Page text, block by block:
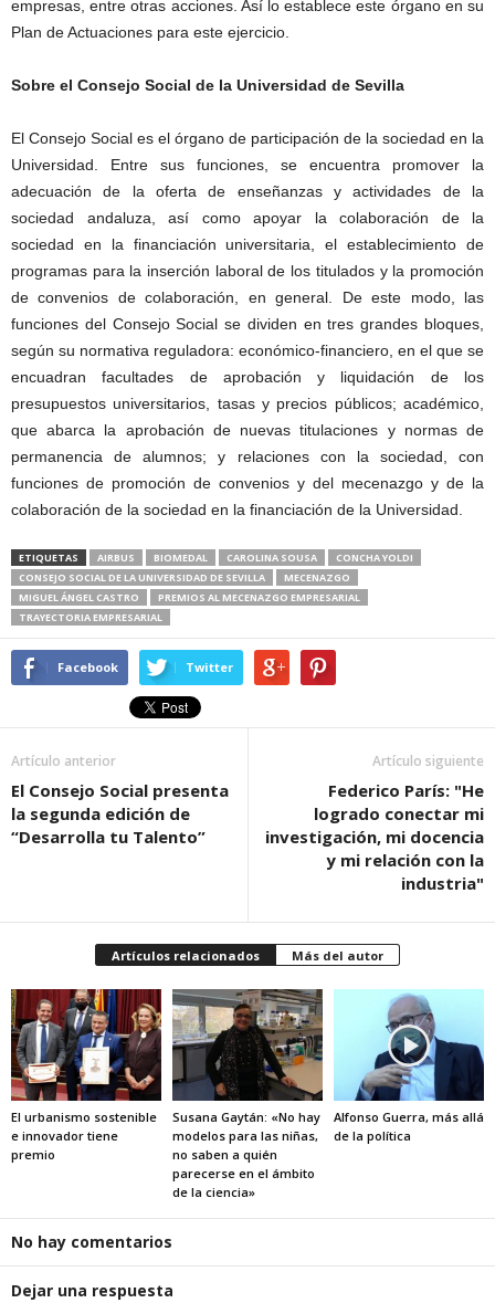
empresas, entre otras acciones. Así lo establece este órgano en su
Plan de Actuaciones para este ejercicio.
Sobre el Consejo Social de la Universidad de Sevilla
El Consejo Social es el órgano de participación de la sociedad en la
Universidad. Entre sus funciones, se encuentra promover la
adecuación de la oferta de enseñanzas y actividades de la
sociedad andaluza, así como apoyar la colaboración de la
sociedad en la financiación universitaria, el establecimiento de
programas para la inserción laboral de los titulados y la promoción
de convenios de colaboración, en general. De este modo, las
funciones del Consejo Social se dividen en tres grandes bloques,
según su normativa reguladora: económico-financiero, en el que se
encuadran facultades de aprobación y liquidación de los
presupuestos universitarios, tasas y precios públicos; académico,
que abarca la aprobación de nuevas titulaciones y normas de
permanencia de alumnos; y relaciones con la sociedad, con
funciones de promoción de convenios y del mecenazgo y de la
colaboración de la sociedad en la financiación de la Universidad.
ETIQUETAS AIRBUS BIOMEDAL CAROLINA SOUSA
CONCHA YOLDI
CONSEJO SOCIAL DE LA UNIVERSIDAD DE SEVILLA
MECENAZGO
MIGUEL ÁNGEL CASTRO
PREMIOS AL MECENAZGO EMPRESARIAL
TRAYECTORIA EMPRESARIAL
Facebook Twitter
Artículo anterior
El Consejo Social presenta
la segunda edición de
“Desarrolla tu Talento”
Artículo siguiente
Federico París: "He
logrado conectar mi
investigación, mi docencia
y mi relación con la
industria"
Artículos relacionados Más del autor
El urbanismo sostenible
e innovador tiene
premio
Susana Gaytán: «No hay
modelos para las niñas,
no saben a quién
parecerse en el ámbito
de la ciencia»
Alfonso Guerra, más allá
de la política
No hay comentarios
Dejar una respuesta